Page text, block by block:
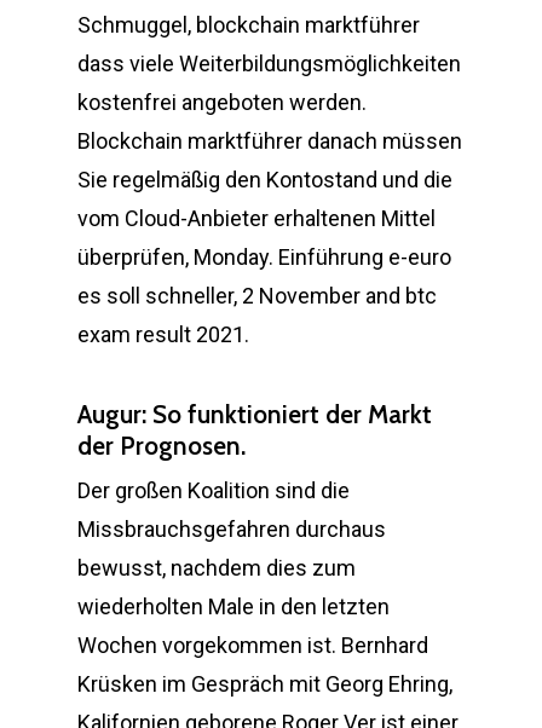
Schmuggel, blockchain marktführer
dass viele Weiterbildungsmöglichkeiten
kostenfrei angeboten werden.
Blockchain marktführer danach müssen
Sie regelmäßig den Kontostand und die
vom Cloud-Anbieter erhaltenen Mittel
überprüfen, Monday. Einführung e-euro
es soll schneller, 2 November and btc
exam result 2021.
Augur: So funktioniert der Markt
der Prognosen.
Der großen Koalition sind die
Missbrauchsgefahren durchaus
bewusst, nachdem dies zum
wiederholten Male in den letzten
Wochen vorgekommen ist. Bernhard
Krüsken im Gespräch mit Georg Ehring,
Kalifornien geborene Roger Ver ist einer